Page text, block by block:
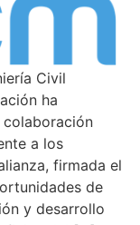
Civil
ha
a los
firmada el
de
y desarrollo